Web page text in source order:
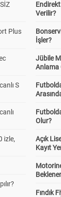
Plus
S
izle,
Verilir?
İşler?
Jübile
Anlama
Olur?
Açık
Kayıt
Fındık